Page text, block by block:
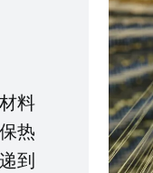
料
热
到